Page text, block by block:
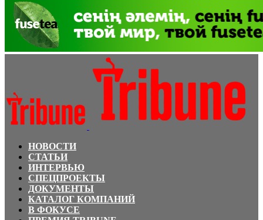
НОВОСТИ
СТАТЬИ
ИНТЕРВЬЮ
СПЕЦПРОЕКТЫ
ДОКУМЕНТЫ
КАТАЛОГ КОМПАНИЙ
В ФОКУСЕ